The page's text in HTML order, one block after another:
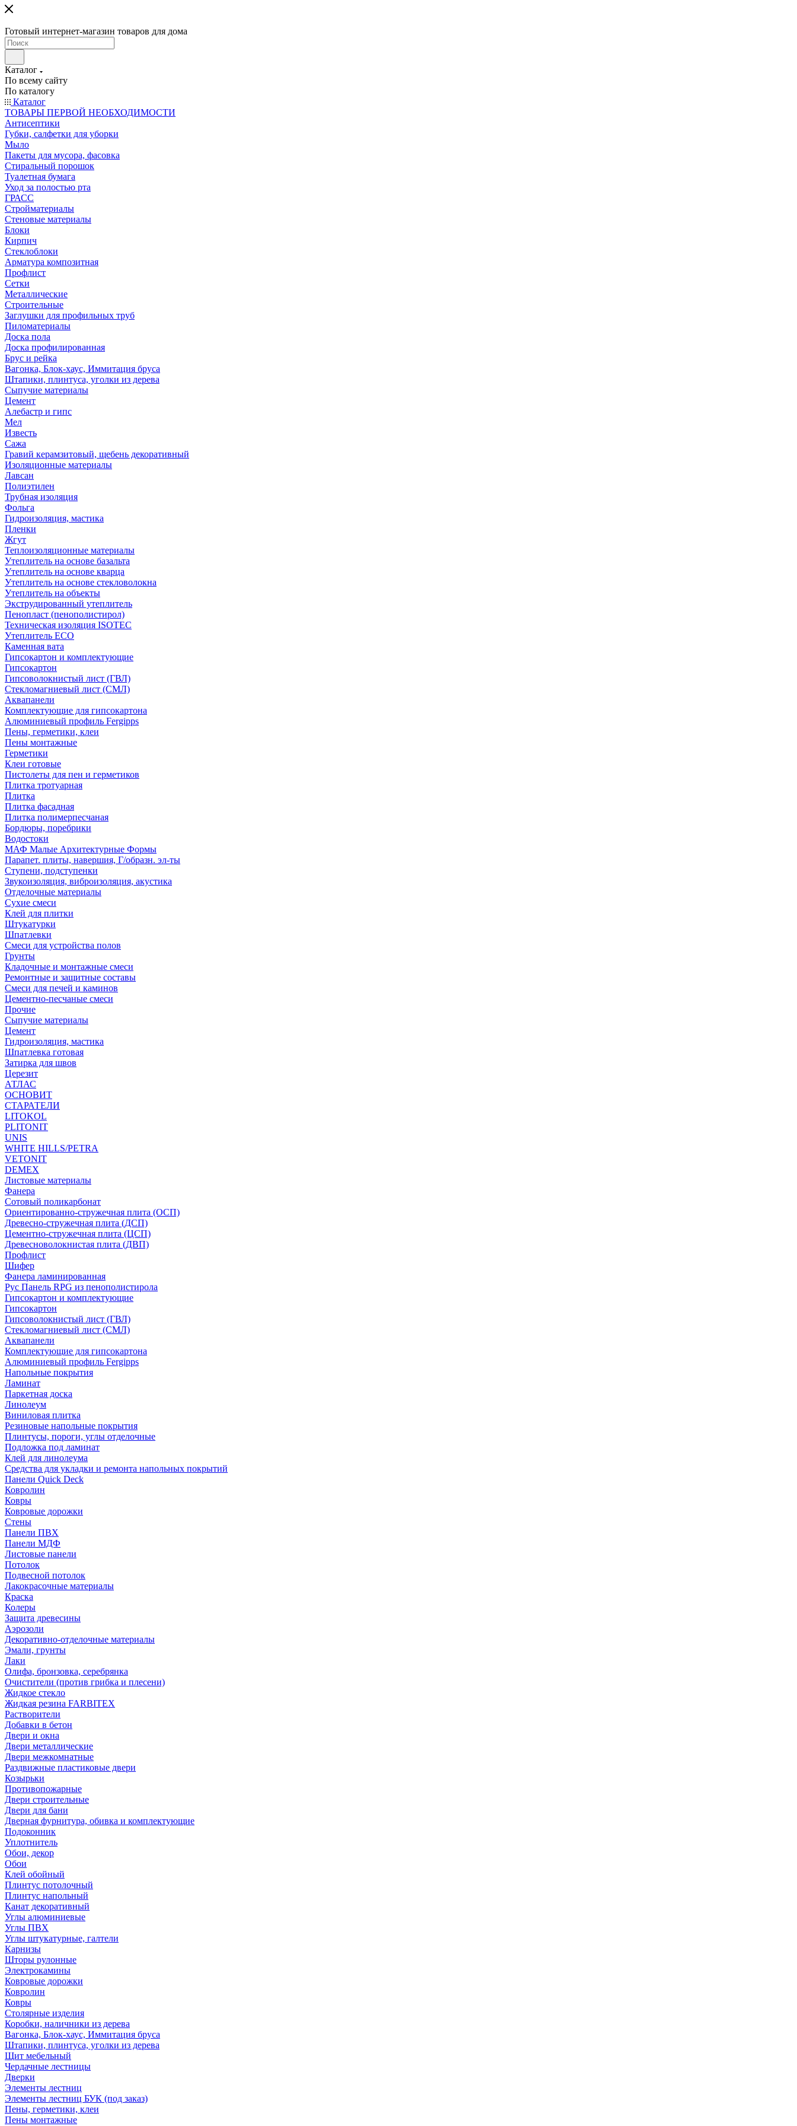
Готовый интернет-магазин товаров для дома
Каталог
По всему сайту
По каталогу
Каталог
ТОВАРЫ ПЕРВОЙ НЕОБХОДИМОСТИ
Антисептики
Губки, салфетки для уборки
Мыло
Пакеты для мусора, фасовка
Стиральный порошок
Туалетная бумага
Уход за полостью рта
ГРАСС
Стройматериалы
Стеновые материалы
Блоки
Кирпич
Стеклоблоки
Арматура композитная
Профлист
Сетки
Металлические
Строительные
Заглушки для профильных труб
Пиломатериалы
Доска пола
Доска профилированная
Брус и рейка
Вагонка, Блок-хаус, Иммитация бруса
Штапики, плинтуса, уголки из дерева
Сыпучие материалы
Цемент
Алебастр и гипс
Мел
Известь
Сажа
Гравий керамзитовый, щебень декоративный
Изоляционные материалы
Лавсан
Полиэтилен
Трубная изоляция
Фольга
Гидроизоляция, мастика
Пленки
Жгут
Теплоизоляционные материалы
Утеплитель на основе базальта
Утеплитель на основе кварца
Утеплитель на основе стекловолокна
Утеплитель на объекты
Экструдированный утеплитель
Пенопласт (пенополистирол)
Техническая изоляция ISOTEC
Утеплитель ECO
Каменная вата
Гипсокартон и комплектующие
Гипсокартон
Гипсоволокнистый лист (ГВЛ)
Стекломагниевый лист (СМЛ)
Аквапанели
Комплектующие для гипсокартона
Алюминиевый профиль Fergipps
Пены, герметики, клеи
Пены монтажные
Герметики
Клеи готовые
Пистолеты для пен и герметиков
Плитка тротуарная
Плитка
Плитка фасадная
Плитка полимерпесчаная
Бордюры, поребрики
Водостоки
МАФ Малые Архитектурные Формы
Парапет. плиты, навершия, Г/образн. эл-ты
Ступени, подступенки
Звукоизоляция, виброизоляция, акустика
Отделочные материалы
Сухие смеси
Клей для плитки
Штукатурки
Шпатлевки
Смеси для устройства полов
Грунты
Кладочные и монтажные смеси
Ремонтные и защитные составы
Смеси для печей и каминов
Цементно-песчаные смеси
Прочие
Сыпучие материалы
Цемент
Гидроизоляция, мастика
Шпатлевка готовая
Затирка для швов
Церезит
АТЛАС
ОСНОВИТ
СТАРАТЕЛИ
LITOKOL
PLITONIT
UNIS
WHITE HILLS/PETRA
VETONIT
DEMEX
Листовые материалы
Фанера
Сотовый поликарбонат
Ориентированно-стружечная плита (ОСП)
Древесно-стружечная плита (ДСП)
Цементно-стружечная плита (ЦСП)
Древесноволокнистая плита (ДВП)
Профлист
Шифер
Фанера ламинированная
Рус Панель RPG из пенополистирола
Гипсокартон и комплектующие
Гипсокартон
Гипсоволокнистый лист (ГВЛ)
Стекломагниевый лист (СМЛ)
Аквапанели
Комплектующие для гипсокартона
Алюминиевый профиль Fergipps
Напольные покрытия
Ламинат
Паркетная доска
Линолеум
Виниловая плитка
Резиновые напольные покрытия
Плинтусы, пороги, углы отделочные
Подложка под ламинат
Клей для линолеума
Средства для укладки и ремонта напольных покрытий
Панели Quick Deck
Ковролин
Ковры
Ковровые дорожки
Стены
Панели ПВХ
Панели МДФ
Листовые панели
Потолок
Подвесной потолок
Лакокрасочные материалы
Краска
Колеры
Защита древесины
Аэрозоли
Декоративно-отделочные материалы
Эмали, грунты
Лаки
Олифа, бронзовка, серебрянка
Очистители (против грибка и плесени)
Жидкое стекло
Жидкая резина FARBITEX
Растворители
Добавки в бетон
Двери и окна
Двери металлические
Двери межкомнатные
Раздвижные пластиковые двери
Козырьки
Противопожарные
Двери строительные
Двери для бани
Дверная фурнитура, обивка и комплектующие
Подоконник
Уплотнитель
Обои, декор
Обои
Клей обойный
Плинтус потолочный
Плинтус напольный
Канат декоративный
Углы алюминиевые
Углы ПВХ
Углы штукатурные, галтели
Карнизы
Шторы рулонные
Электрокамины
Ковровые дорожки
Ковролин
Ковры
Столярные изделия
Коробки, наличники из дерева
Вагонка, Блок-хаус, Иммитация бруса
Штапики, плинтуса, уголки из дерева
Щит мебельный
Чердачные лестницы
Дверки
Элементы лестниц
Элементы лестниц БУК (под заказ)
Пены, герметики, клеи
Пены монтажные